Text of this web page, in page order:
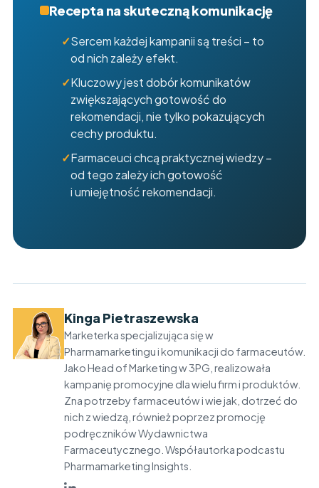
Recepta na skuteczną komunikację
Sercem każdej kampanii są treści – to
od nich zależy efekt.
Kluczowy jest dobór komunikatów
zwiększających gotowość do
rekomendacji, nie tylko pokazujących
cechy produktu.
Farmaceuci chcą praktycznej wiedzy –
od tego zależy ich gotowość
i umiejętność rekomendacji.
Kinga Pietraszewska
Marketerka specjalizująca się w
Pharmamarketingu i komunikacji do farmaceutów.
Jako Head of Marketing w 3PG, realizowała
kampanię promocyjne dla wielu firm i produktów.
Zna potrzeby farmaceutów i wie jak, dotrzeć do
nich z wiedzą, również poprzez promocję
podręczników Wydawnictwa
Farmaceutycznego. Współautorka podcastu
Pharmamarketing Insights.